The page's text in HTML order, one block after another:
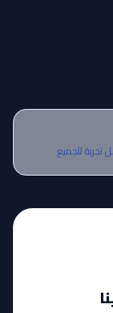
تجربة للجميع.